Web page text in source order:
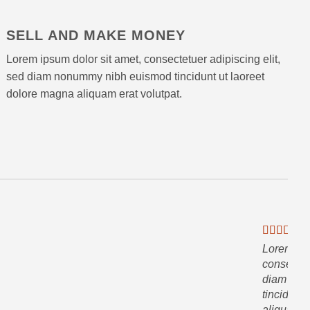
SELL AND MAKE MONEY
Lorem ipsum dolor sit amet, consectetuer adipiscing elit,
sed diam nonummy nibh euismod tincidunt ut laoreet
dolore magna aliquam erat volutpat.
Lorem
diam
tincidunt